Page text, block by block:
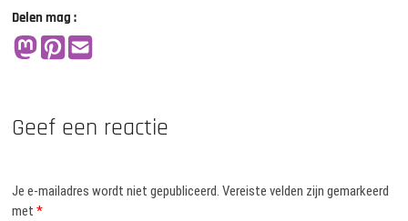
Delen mag :
Geef een reactie
Je e-mailadres wordt niet gepubliceerd. Vereiste velden zijn gemarkeerd
met*